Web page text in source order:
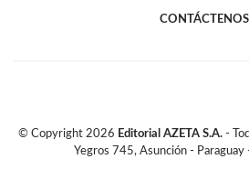
CONTÁCTENOS
© Copyright 2026 Editorial AZETA S.A. -
Yegros 745, Asunción -